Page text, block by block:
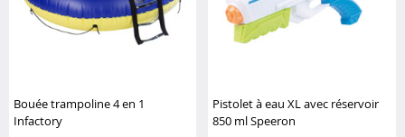
Bouée trampoline 4 en 1
Infactory
Pistolet à eau XL avec réservoir
850 ml Speeron